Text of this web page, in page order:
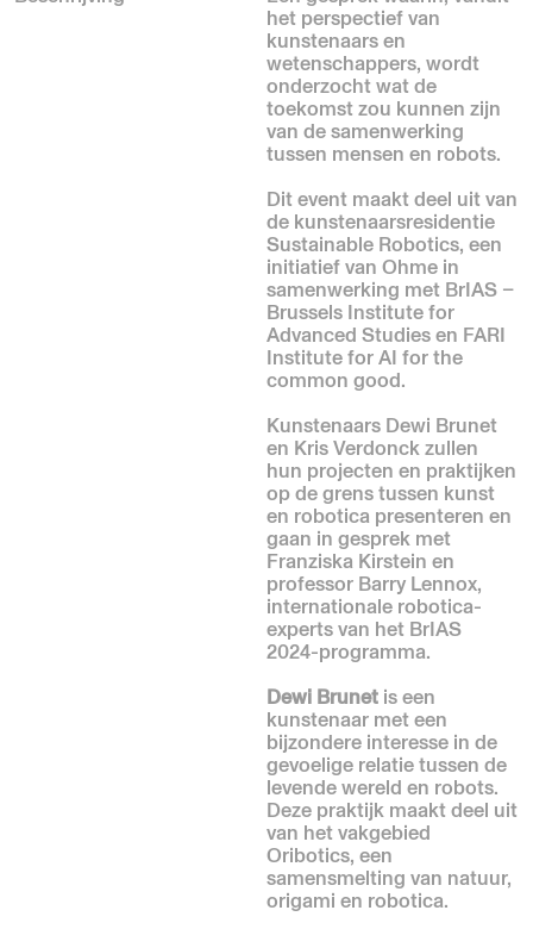
het perspectief van
kunstenaars en
wetenschappers, wordt
onderzocht wat de
toekomst zou kunnen zijn
van de samenwerking
tussen mensen en robots.
Dit event maakt deel uit van
de kunstenaarsresidentie
Sustainable Robotics, een
initiatief van Ohme in
samenwerking met BrIAS –
Brussels Institute for
Advanced Studies en FARI
Institute for AI for the
common good.
Kunstenaars Dewi Brunet
en Kris Verdonck zullen
hun projecten en praktijken
op de grens tussen kunst
en robotica presenteren en
gaan in gesprek met
Franziska Kirstein en
professor Barry Lennox,
internationale robotica-
experts van het BrIAS
2024-programma.
Dewi Brunet is een
kunstenaar met een
bijzondere interesse in de
gevoelige relatie tussen de
levende wereld en robots.
Deze praktijk maakt deel uit
van het vakgebied
Oribotics, een
samensmelting van natuur,
origami en robotica.